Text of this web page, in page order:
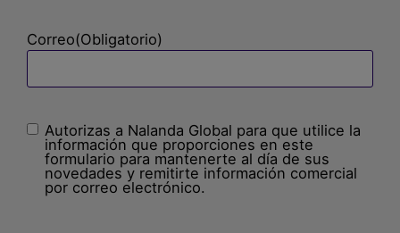
Correo(Obligatorio)
Sin
nombre(Obligatorio)
Autorizas a Nalanda Global para que utilice la
información que proporciones en este
formulario para mantenerte al día de sus
novedades y remitirte información comercial
por correo electrónico.